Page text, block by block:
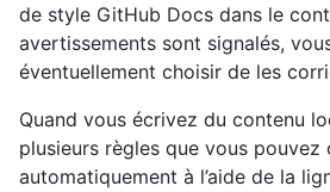
de style GitHub Docs dans le
avertissements sont signalés,
éventuellement choisir de les
Quand vous écrivez du contenu
plusieurs règles que vous pouvez
automatiquement à l’aide de la